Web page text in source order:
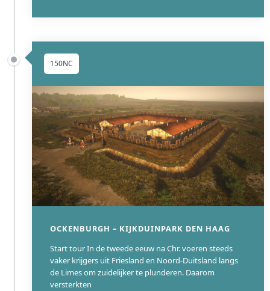
150NC
OCKENBURGH – KIJKDUINPARK DEN HAAG
Start tour In de tweede eeuw na Chr. voeren steeds
vaker krijgers uit Friesland en Noord-Duitsland langs
de Limes om zuidelijker te plunderen. Daarom
versterkten